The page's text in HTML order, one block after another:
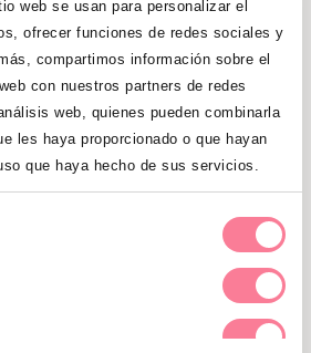
web se usan para personalizar el
ofrecer funciones de redes sociales y
compartimos información sobre el
con nuestros partners de redes
web, quienes pueden combinarla
les haya proporcionado o que hayan
que haya hecho de sus servicios.
que pueden surgir
y que a veces cuesta
pérdidas durante
el postparto?
a que mis